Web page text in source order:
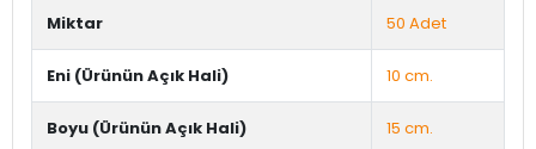
Miktar 50 Adet
Eni (Ürünün Açık Hali) 10 cm.
Boyu (Ürünün Açık Hali) 15 cm.